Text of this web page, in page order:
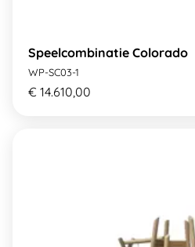
Speelcombinatie Colorado
WP-SC03-1
€ 14.610,00